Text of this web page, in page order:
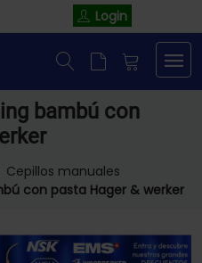
Login
bambú con
Cepillos manuales
con pasta Hager & werker